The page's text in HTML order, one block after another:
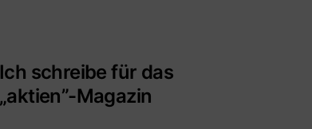
Ich schreibe für das
„aktien”-Magazin